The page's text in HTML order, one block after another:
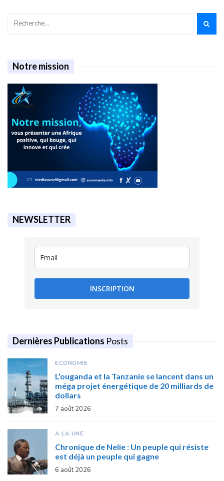
Notre mission
NEWSLETTER
INSCRIPTION
Dernières Publications Posts
ECONOMIE
L’ouganda et la Tanzanie se lancent dans un
méga projet énergétique de 20 milliards de
dollars
7 août 2026
A LA UNE
Chronique de Nelie : Un peuple qui résiste
est déjà un peuple qui gagne
6 août 2026